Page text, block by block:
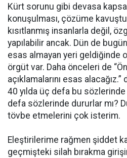
Kürt sorunu gibi devasa
konuşulması, çözüme
kısıtlanmış insanlarla değil,
yapılabilir ancak. Dün de
esas almayan yeri geldiğinde
örgüt var. Daha önceleri de
açıklamalarını esas
40 yılda üç defa bu sözlerinde
defa sözlerinde dururlar mı?
tövbe etmelerini çok isterim.
Eleştirilerime rağmen şiddet
geçmişteki silah bırakma